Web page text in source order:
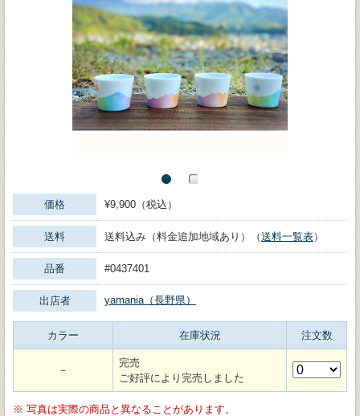
価格 ¥9,900（税込）
送料 送料込み（料金追加地域あり）（送料一覧表）
品番 #0437401
出店者 yamania（長野県）
カラー 在庫状況 注文数
－
完売
ご好評により完売しました
※ 写真は実際の商品と異なることがあります。